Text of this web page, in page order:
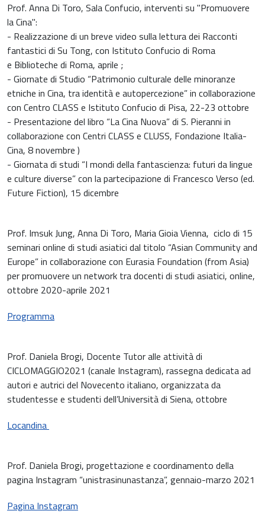
Prof. Anna Di Toro, Sala Confucio, interventi su "Promuovere
la Cina":
- Realizzazione di un breve video sulla lettura dei Racconti
fantastici di Su Tong, con Istituto Confucio di Roma
e Biblioteche di Roma, aprile ;
- Giornate di Studio “Patrimonio culturale delle minoranze
etniche in Cina, tra identità e autopercezione” in collaborazione
con Centro CLASS e Istituto Confucio di Pisa, 22-23 ottobre
- Presentazione del libro “La Cina Nuova” di S. Pieranni in
collaborazione con Centri CLASS e CLUSS, Fondazione Italia-
Cina, 8 novembre )
- Giornata di studi “I mondi della fantascienza: futuri da lingue
e culture diverse” con la partecipazione di Francesco Verso (ed.
Future Fiction), 15 dicembre
Prof. Imsuk Jung, Anna Di Toro, Maria Gioia Vienna, ciclo di 15
seminari online di studi asiatici dal titolo “Asian Community and
Europe” in collaborazione con Eurasia Foundation (from Asia)
per promuovere un network tra docenti di studi asiatici, online,
ottobre 2020-aprile 2021
Programma
Prof. Daniela Brogi, Docente Tutor alle attività di
CICLOMAGGIO2021 (canale Instagram), rassegna dedicata ad
autori e autrici del Novecento italiano, organizzata da
studentesse e studenti dell’Università di Siena, ottobre
Locandina
Prof. Daniela Brogi, progettazione e coordinamento della
pagina Instagram “unistrasinunastanza”, gennaio-marzo 2021
Pagina Instagram